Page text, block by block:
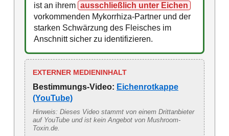
ist an ihrem ausschließlich unter Eichen
vorkommenden Mykorrhiza-Partner und der
starken Schwärzung des Fleisches im
Anschnitt sicher zu identifizieren.
EXTERNER MEDIENINHALT
Bestimmungs-Video: Eichenrotkappe
(YouTube)
Hinweis: Dieses Video stammt von einem Drittanbieter
auf YouTube und ist kein Angebot von Mushroom-
Toxin.de.